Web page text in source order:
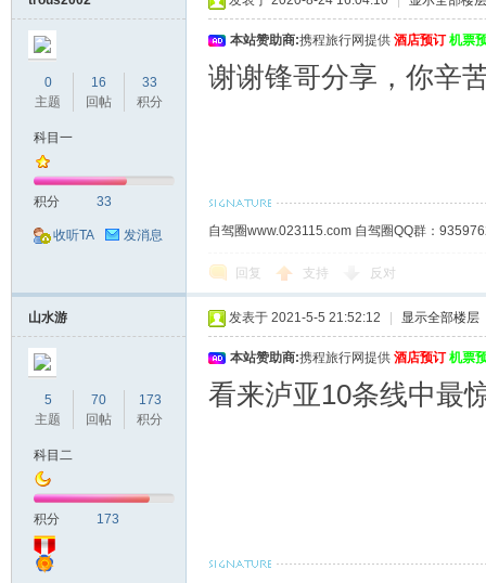
0
主题
16
回帖
33
积分
科目一
积分 33
收听TA 发消息
本站赞助商:携程旅行网提供 酒店预订 机票
谢谢锋哥分享，你辛
自驾圈www.023115.com 自驾圈QQ群：
回复 支持 反对
山水游
5
主题
70
回帖
173
积分
科目二
积分 173
发表于 2021-5-5 21:52:12 显示全部楼层
本站赞助商:携程旅行网提供 酒店预订 机票
看来泸亚10条线中最